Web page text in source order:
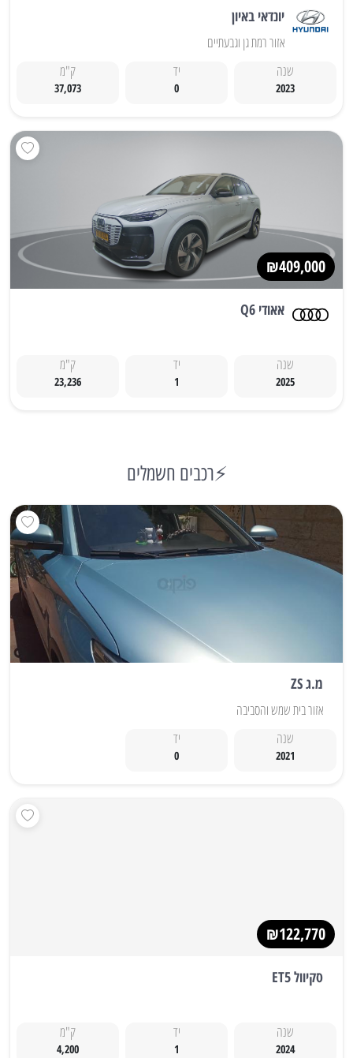
יונדאי באיון
אזור רמת גן וגבעתיים
שנה
2023
יד
0
ק"מ
37,073
₪409,000
אאודי Q6
שנה
2025
יד
1
ק"מ
23,236
⚡רכבים חשמלים
מ.ג ZS
אזור בית שמש והסביבה
שנה
2021
יד
0
₪122,770
סקיוול ET5
שנה
2024
יד
1
ק"מ
4,200